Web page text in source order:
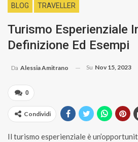
BLOG TRAVELLER
Turismo Esperienziale
Definizione Ed Esempi
Da Alessia Amitrano Su Nov 15, 2023
0
Condividi
Il turismo esperienziale è